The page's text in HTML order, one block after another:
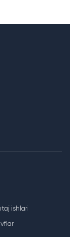
ishlari